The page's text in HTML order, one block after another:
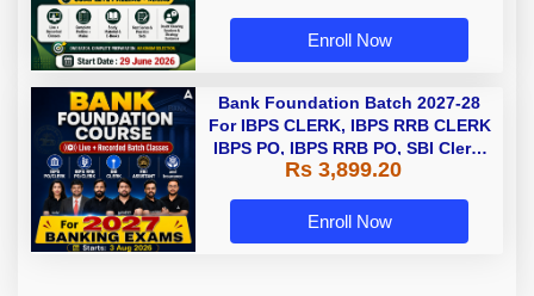
Enroll Now
Bank Foundation Batch 2027-28
For IBPS CLERK, IBPS RRB CLERK
IBPS PO, IBPS RRB PO, SBI Clerk,
and Insurance with Books |
Adda 247
Rs 3,899.20
Enroll Now